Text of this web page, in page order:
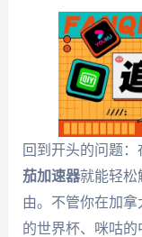
回到开头的问题
茄加速器就能轻松
由。不管你在加
的世界杯、咪咕的